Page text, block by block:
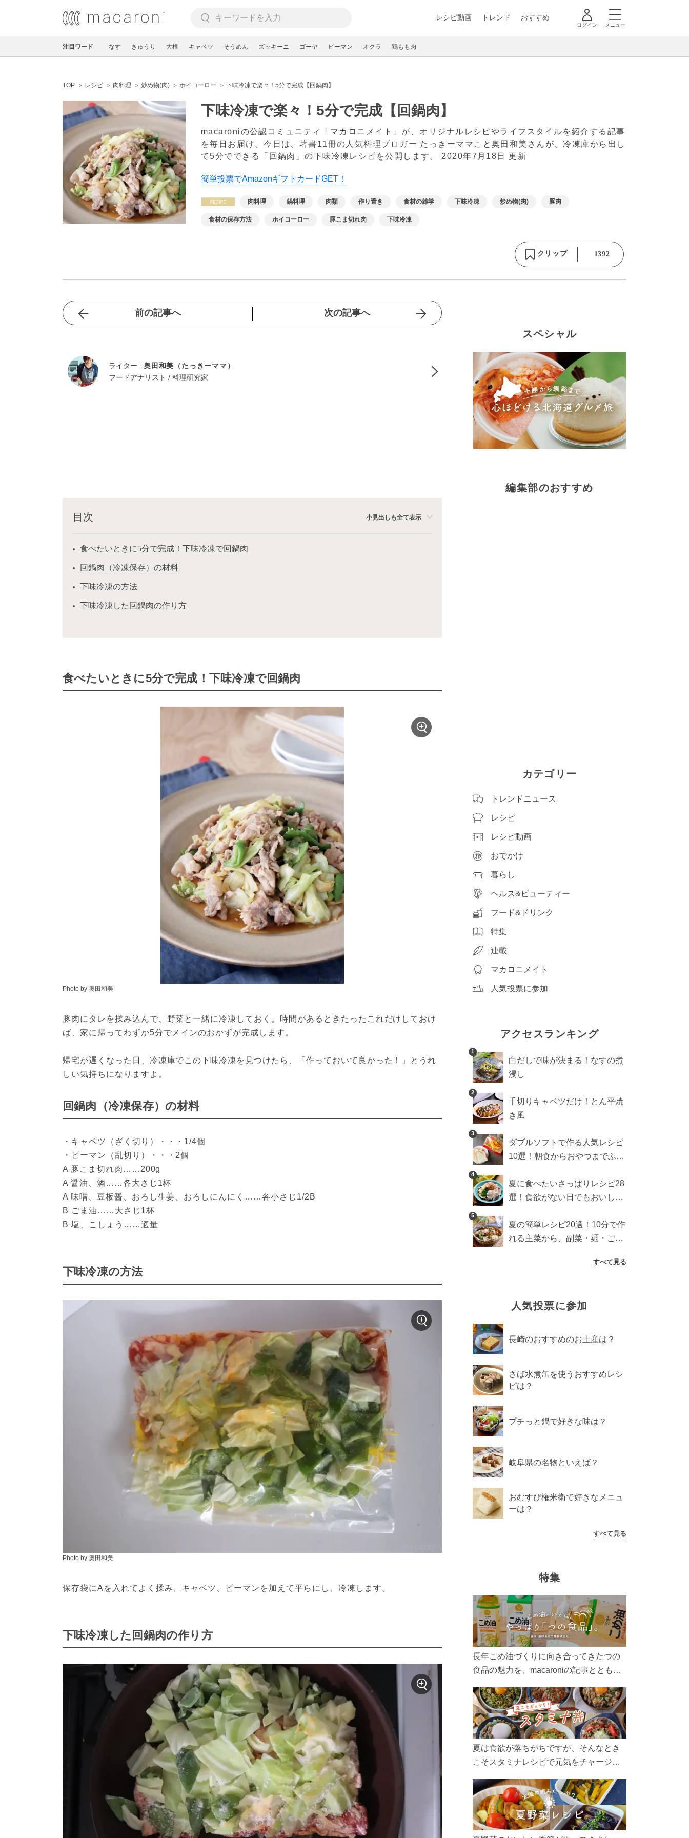
レシピ動画 トレンド おすすめ
ログイン メニュー
注目ワード なす きゅうり 大根 キャベツ そうめん ズッキーニ ゴーヤ ピーマン オクラ 鶏もも肉
TOP レシピ 肉料理 炒め物(肉) ホイコーロー 下味冷凍で楽々！5分で完成【回鍋肉】
下味冷凍で楽々！5分で完成【回鍋肉】
macaroniの公認コミュニティ「マカロニメイト」が、オリジナルレシピやライフスタイルを紹介する記事
を毎日お届け。今日は、著書11冊の人気料理ブロガー たっきーママこと奥田和美さんが、冷凍庫から出し
て5分でできる「回鍋肉」の下味冷凍レシピを公開します。 2020年7月18日 更新
簡単投票でAmazonギフトカードGET！
肉料理 鍋料理 肉類 作り置き 食材の雑学 下味冷凍 炒め物(肉) 豚肉
食材の保存方法 ホイコーロー 豚こま切れ肉 下味冷凍
クリップ 1392
前の記事へ 次の記事へ
ライター : 奥田和美（たっきーママ）
フードアナリスト / 料理研究家
目次 小見出しも全て表示
食べたいときに5分で完成！下味冷凍で回鍋肉
回鍋肉（冷凍保存）の材料
下味冷凍の方法
下味冷凍した回鍋肉の作り方
食べたいときに5分で完成！下味冷凍で回鍋肉
Photo by 奥田和美
豚肉にタレを揉み込んで、野菜と一緒に冷凍しておく。時間があるときたったこれだけしておけ
ば、家に帰ってわずか5分でメインのおかずが完成します。
帰宅が遅くなった日、冷凍庫でこの下味冷凍を見つけたら、「作っておいて良かった！」とうれ
しい気持ちになりますよ。
回鍋肉（冷凍保存）の材料
・キャベツ（ざく切り）・・・1/4個
・ピーマン（乱切り）・・・2個
A 豚こま切れ肉……200g
A 醤油、酒……各大さじ1杯
A 味噌、豆板醤、おろし生姜、おろしにんにく……各小さじ1/2B
B ごま油……大さじ1杯
B 塩、こしょう……適量
下味冷凍の方法
Photo by 奥田和美
保存袋にAを入れてよく揉み、キャベツ、ピーマンを加えて平らにし、冷凍します。
下味冷凍した回鍋肉の作り方
スペシャル
編集部のおすすめ
カテゴリー
トレンドニュース
レシピ
レシピ動画
おでかけ
暮らし
ヘルス&ビューティー
フード&ドリンク
特集
連載
マカロニメイト
人気投票に参加
アクセスランキング
1
白だしで味が決まる！なすの煮
浸し
2
千切りキャベツだけ！とん平焼
き風
3
ダブルソフトで作る人気レシピ
10選！朝食からおやつまでふん
4
夏に食べたいさっぱりレシピ28
選！食欲がない日でもおいしい
5
夏の簡単レシピ20選！10分で作
れる主菜から、副菜・麺・ごは
すべて見る
人気投票に参加
長崎のおすすめのお土産は？
さば水煮缶を使うおすすめレシ
ピは？
プチっと鍋で好きな味は？
岐阜県の名物といえば？
おむすび権米衛で好きなメニュ
ーは？
すべて見る
特集
長年こめ油づくりに向き合ってきたつの
食品の魅力を、macaroniの記事とともに
ん、製造現場や品質へのこだわりまで。
こめ油をもっと好きになるコンテンツを
ぜひお楽しみください。
夏は食欲が落ちがちですが、そんなとき
こそスタミナレシピで元気をチャージ！
リ食べて、夏バテを吹き飛ばしましょ
う！